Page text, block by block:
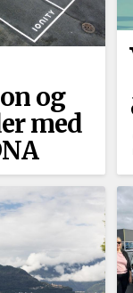
og
med